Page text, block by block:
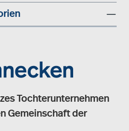
Tochterunternehmen
Gemeinschaft der